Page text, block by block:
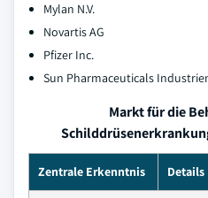
Mylan N.V.
Novartis AG
Pfizer Inc.
Sun Pharmaceuticals
Markt für die
Zentrale Erkenntnis Details